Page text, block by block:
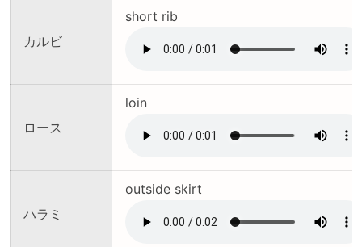
カルビ
short rib
ロース
loin
ハラミ
outside skirt